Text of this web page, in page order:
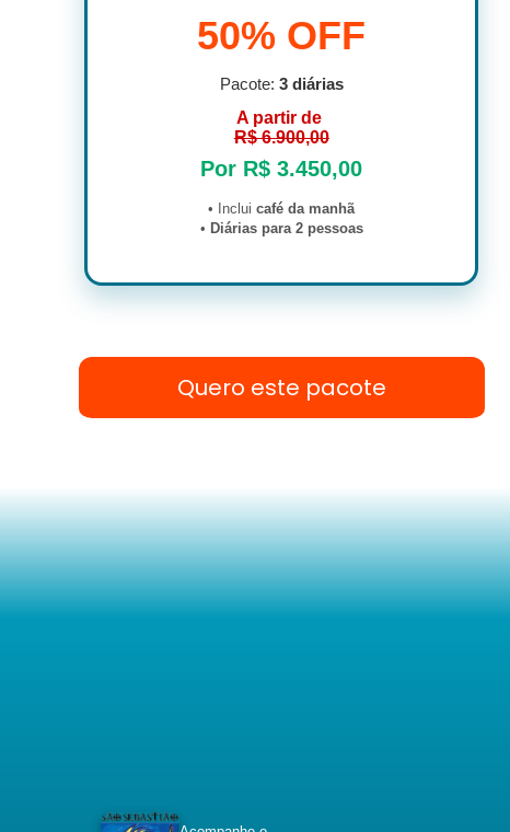
50% OFF
Pacote: 3 diárias
A partir de
R$ 6.900,00
Por R$ 3.450,00
• Incluicafé da manhã
• Diárias para 2 pessoas
Quero este pacote